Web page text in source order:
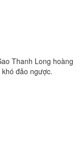
Thanh Long hoàng
đảo ngược.